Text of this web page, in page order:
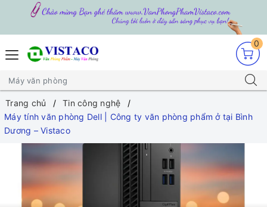
0
Trang chủ
Tin công nghệ
Máy tính văn phòng Dell | Công ty văn phòng phẩm ở tại Bình
Dương – Vistaco